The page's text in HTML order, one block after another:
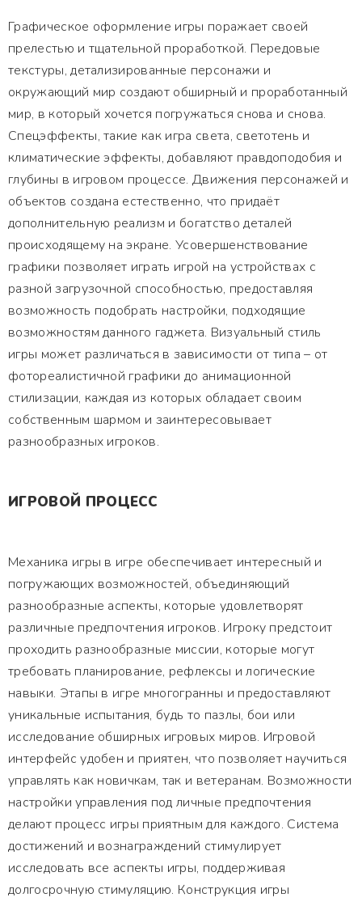
Графическое оформление игры поражает своей
прелестью и тщательной проработкой. Передовые
текстуры, детализированные персонажи и
окружающий мир создают обширный и проработанный
мир, в который хочется погружаться снова и снова.
Спецэффекты, такие как игра света, светотень и
климатические эффекты, добавляют правдоподобия и
глубины в игровом процессе. Движения персонажей и
объектов создана естественно, что придаёт
дополнительную реализм и богатство деталей
происходящему на экране. Усовершенствование
графики позволяет играть игрой на устройствах с
разной загрузочной способностью, предоставляя
возможность подобрать настройки, подходящие
возможностям данного гаджета. Визуальный стиль
игры может различаться в зависимости от типа – от
фотореалистичной графики до анимационной
стилизации, каждая из которых обладает своим
собственным шармом и заинтересовывает
разнообразных игроков.
ИГРОВОЙ ПРОЦЕСС
Механика игры в игре обеспечивает интересный и
погружающих возможностей, объединяющий
разнообразные аспекты, которые удовлетворят
различные предпочтения игроков. Игроку предстоит
проходить разнообразные миссии, которые могут
требовать планирование, рефлексы и логические
навыки. Этапы в игре многогранны и предоставляют
уникальные испытания, будь то пазлы, бои или
исследование обширных игровых миров. Игровой
интерфейс удобен и приятен, что позволяет научиться
управлять как новичкам, так и ветеранам. Возможности
настройки управления под личные предпочтения
делают процесс игры приятным для каждого. Система
достижений и вознаграждений стимулирует
исследовать все аспекты игры, поддерживая
долгосрочную стимуляцию. Конструкция игры